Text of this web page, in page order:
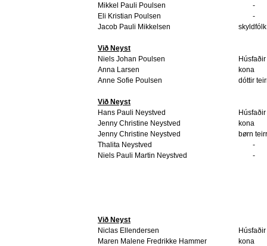
Mikkel Pauli Poulsen
-
Eli Kristian Poulsen
-
Jacob Pauli Mikkelsen
skyldfólk
Við Neyst
Niels Johan Poulsen
Húsfaðir
Anna Larsen
kona
Anne Sofie Poulsen
dóttir
Við Neyst
Hans Pauli Neystved
Húsfaðir
Jenny Christine Neystved
kona
Jenny Christine Neystved
børn
Thalita Neystved
-
Niels Pauli Martin Neystved
-
Við Neyst
Niclas Ellendersen
Húsfaðir
Maren Malene Fredrikke Hammer
kona